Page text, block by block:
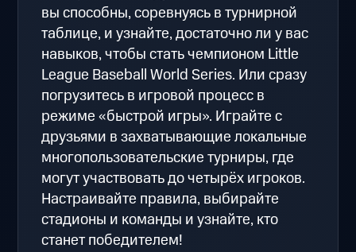
вы способны, соревнуясь в турнирной
таблице, и узнайте, достаточно ли у вас
навыков, чтобы стать чемпионом Little
League Baseball World Series. Или сразу
погрузитесь в игровой процесс в
режиме «быстрой игры». Играйте с
друзьями в захватывающие локальные
многопользовательские турниры, где
могут участвовать до четырёх игроков.
Настраивайте правила, выбирайте
стадионы и команды и узнайте, кто
станет победителем!